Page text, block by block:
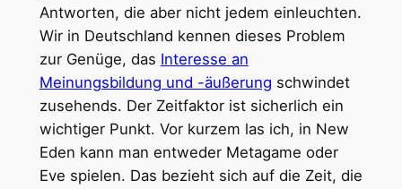
Antworten, die aber nicht jedem einleuchten.
Wir in Deutschland kennen dieses Problem
zur Genüge, das Interesse an
Meinungsbildung und -äußerung schwindet
zusehends. Der Zeitfaktor ist sicherlich ein
wichtiger Punkt. Vor kurzem las ich, in New
Eden kann man entweder Metagame oder
Eve spielen. Das bezieht sich auf die Zeit, die